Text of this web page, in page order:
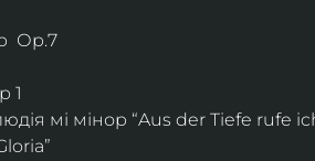
Ор.7
1
мі мінор “Aus der Tiefe rufe